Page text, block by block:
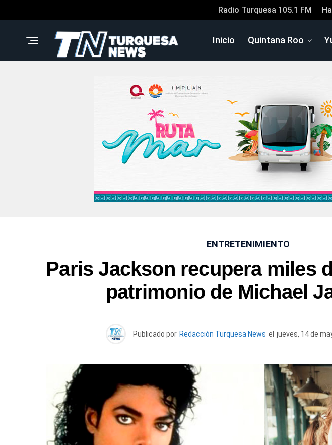
Radio Turquesa 105.1 FM
Inicio Quintana Roo
ENTRETENIMIENTO
Paris Jackson recupera miles
patrimonio de Michael
Publicado por Redacción Turquesa News el jueves, 14 de